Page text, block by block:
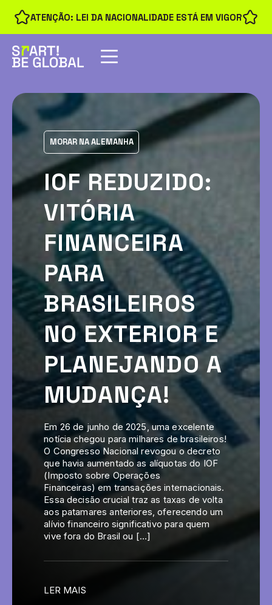
ATENÇÃO: LEI DA NACIONALIDADE ESTÁ EM VIGOR
MORAR NA ALEMANHA
IOF REDUZIDO:
VITÓRIA
FINANCEIRA
PARA
BRASILEIROS
NO EXTERIOR E
PLANEJANDO A
MUDANÇA!
Em 26 de junho de 2025, uma excelente
notícia chegou para milhares de brasileiros!
O Congresso Nacional revogou o decreto
que havia aumentado as alíquotas do IOF
(Imposto sobre Operações
Financeiras) em transações internacionais.
Essa decisão crucial traz as taxas de volta
aos patamares anteriores, oferecendo um
alívio financeiro significativo para quem
vive fora do Brasil ou […]
LER MAIS